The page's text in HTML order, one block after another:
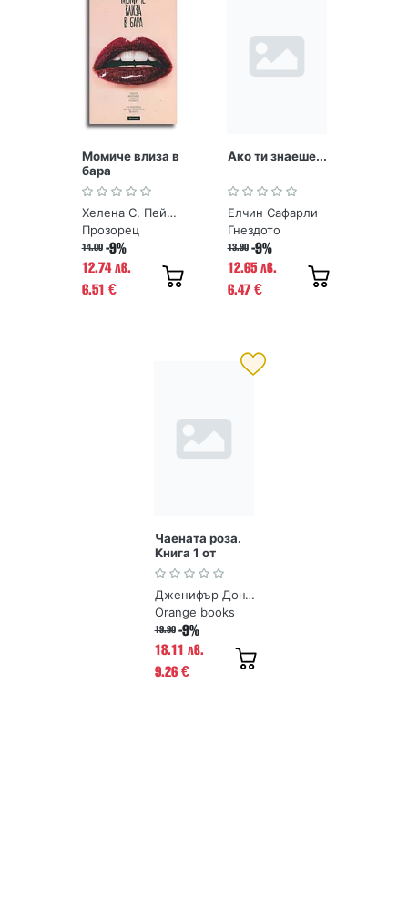
Момиче влиза в
бара
Хелена С. Пейдж
Прозорец
14.00 -9%
12.74 лв.
6.51 €
Ако ти знаеше...
Елчин Сафарли
Гнездото
13.90 -9%
12.65 лв.
6.47€
Чаената роза.
Книга 1 от
Поредица
Чаената роза
Дженифър Донъли
Orange books
19.90 -9%
18.11 лв.
9.26 €